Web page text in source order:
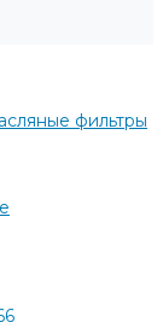
фильтры